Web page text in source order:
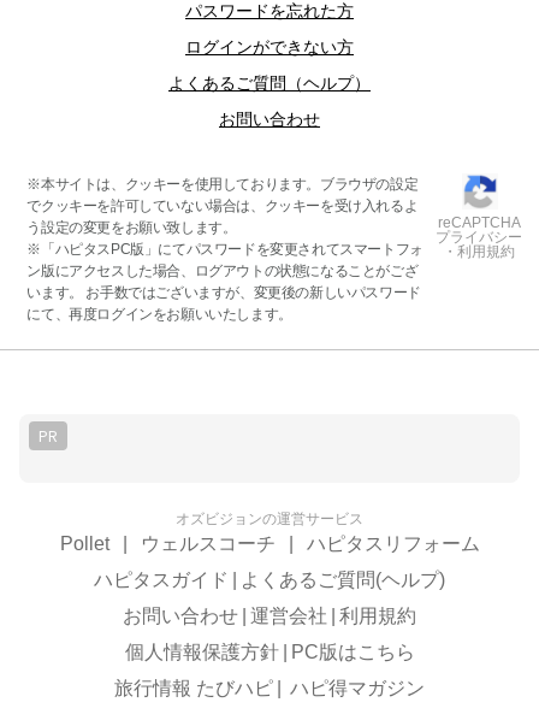
パスワードを忘れた方
ログインができない方
よくあるご質問（ヘルプ）
お問い合わせ
※本サイトは、クッキーを使用しております。ブラウザの設定
でクッキーを許可していない場合は、クッキーを受け入れるよ
う設定の変更をお願い致します。
※「ハピタスPC版」にてパスワードを変更されてスマートフォ
ン版にアクセスした場合、ログアウトの状態になることがござ
います。 お手数ではございますが、変更後の新しいパスワード
にて、再度ログインをお願いいたします。
reCAPTCHA
プライバシー
・利用規約
PR
オズビジョンの運営サービス
Pollet ウェルスコーチ
ハピタスリフォーム
ハピタスガイド
よくあるご質問(ヘルプ)
お問い合わせ 運営会社
利用規約
個人情報保護方針
PC版はこちら
旅行情報 たびハピ
ハピ得マガジン